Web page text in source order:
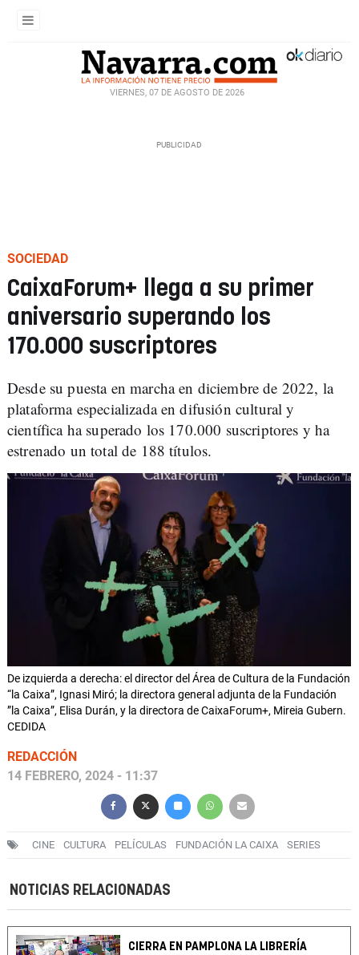
VIERNES, 07 DE AGOSTO DE 2026
SOCIEDAD
CaixaForum+ llega a su primer
aniversario superando los
170.000 suscriptores
Desde su puesta en marcha en diciembre de 2022, la
plataforma especializada en difusión cultural y
científica ha superado los 170.000 suscriptores y ha
estrenado un total de 188 títulos.
De izquierda a derecha: el director del Área de Cultura de la Fundación
“la Caixa”, Ignasi Miró; la directora general adjunta de la Fundación
”la Caixa”, Elisa Durán, y la directora de CaixaForum+, Mireia Gubern.
CEDIDA
REDACCIÓN
14 FEBRERO, 2024 - 11:37
CINE CULTURA PELÍCULAS FUNDACIÓN LA CAIXA SERIES
NOTICIAS RELACIONADAS
CIERRA EN PAMPLONA LA LIBRERÍA